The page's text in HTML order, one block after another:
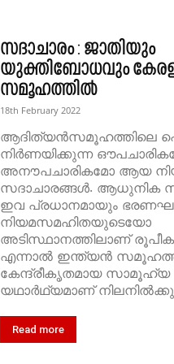
സദാചാരം : ജാതിയും
യുക്തിബോധവും
സമൂഹത്തിൽ
18th February 2022
ആദിത്യൻസമൂഹത്തിലെ
നിർണയിക്കുന്ന
അനൗപചാരികമോ ആയ
സദാചാരങ്ങൾ. ആധുനിക
ഇവ പ്രധാനമായും
നിയമസമഹിതയുടെയോ
അടിസ്ഥാനത്തിലാണ്
എന്നാൽ ഇന്ത്യൻ
കേന്ദ്രീകൃതമായ സാമൂഹ്യ
യഥാർഥ്യമാണ്
Read more